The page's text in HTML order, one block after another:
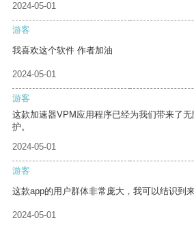
2024-05-01
游客
我喜欢这个软件 作者加油
2024-05-01
游客
这款加速器VPM应用程序已经为我们带来了
护。
2024-05-01
游客
这款app的用户群体非常庞大，我可以结识到
2024-05-01